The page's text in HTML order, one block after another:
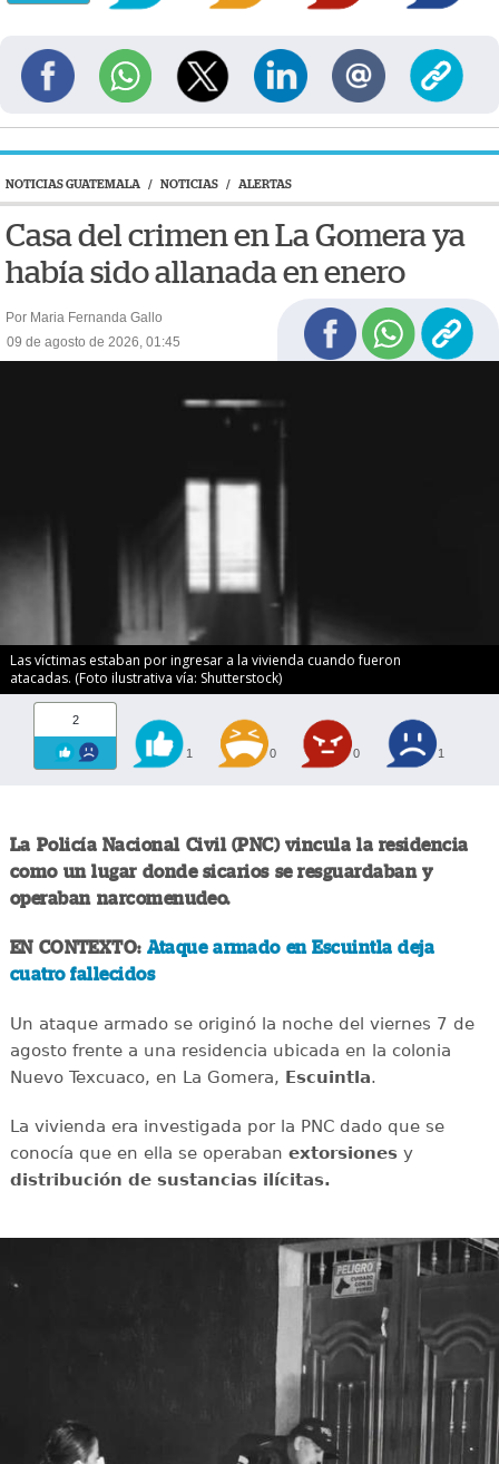
NOTICIAS GUATEMALA / NOTICIAS / ALERTAS
Casa del crimen en La Gomera ya
había sido allanada en enero
Por Maria Fernanda Gallo
09 de agosto de 2026, 01:45
Las víctimas estaban por ingresar a la vivienda cuando fueron
atacadas. (Foto ilustrativa vía: Shutterstock)
2
1 0 0 1
La Policía Nacional Civil (PNC) vincula la residencia
como un lugar donde sicarios se resguardaban y
operaban narcomenudeo.
EN CONTEXTO: Ataque armado en Escuintla deja
cuatro fallecidos
Un ataque armado se originó la noche del viernes 7 de
agosto frente a una residencia ubicada en la colonia
Nuevo Texcuaco, en La Gomera, Escuintla.
La vivienda era investigada por la PNC dado que se
conocía que en ella se operaban extorsionesy
distribución de sustancias ilícitas.